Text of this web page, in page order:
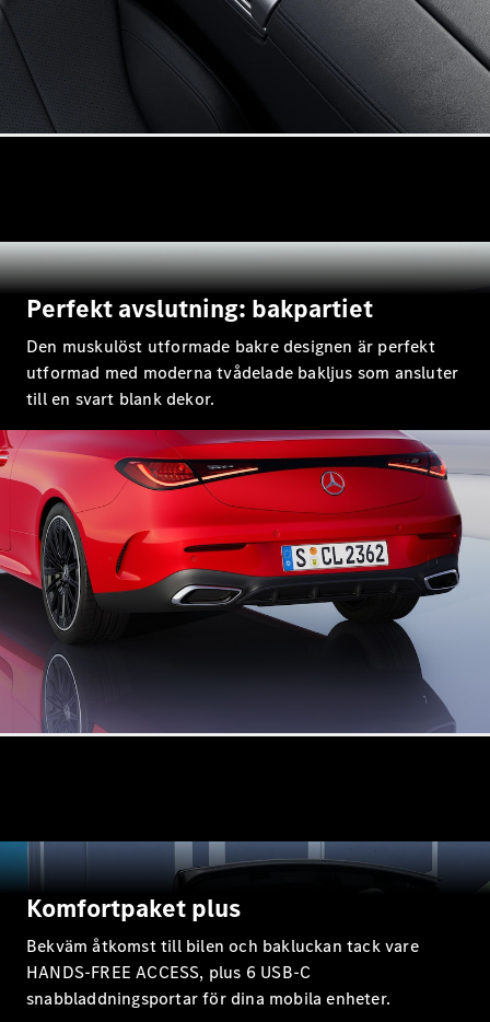
EQS
SUV
Elektrisk
Mercedes-
Maybach
EQS SUV
Elektrisk
GLA
GLA
Ny
GLA Ny Elektrisk
GLB Elektrisk
GLB
Elektrisk
GLC
GLC Coupé
GLE
GLE Coupé
GLS
Mercedes-
Maybach
GLS
G-
Klass
G-Klass
Store
Kombi
Perfekt avslutning: bakpartiet
Den muskulöst utformade bakre designen är perfekt
utformad med moderna tvådelade bakljus som ansluter
till en svart blank dekor.
Komfortpaket plus
Bekväm åtkomst till bilen och bakluckan tack vare
HANDS-FREE ACCESS, plus 6 USB-C
snabbladdningsportar för dina mobila enheter.